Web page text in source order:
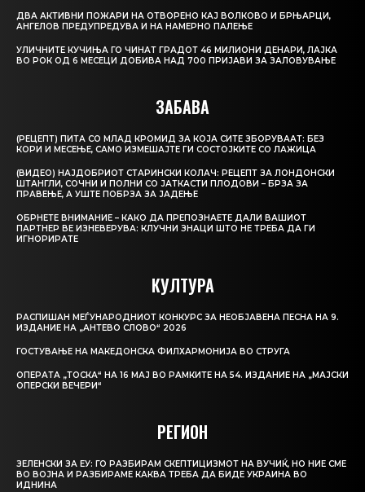
ДВА АКТИВНИ ПОЖАРИ НА ОТВОРЕНО КАЈ ВОЛКОВО И БРЊАРЦИ,
АНГЕЛОВ ПРЕДУПРЕДУВА И НА НАМЕРНО ПАЛЕЊЕ
УЛИЧНИТЕ КУЧИЊА ГО ЧИНАТ ГРАДОТ 46 МИЛИОНИ ДЕНАРИ, ЛАЈКА
ВО РОК ОД 6 МЕСЕЦИ ДОБИВА НАД 700 ПРИЈАВИ ЗА ЗАЛОВУВАЊЕ
ЗАБАВА
(РЕЦЕПТ) ПИТА СО МЛАД КРОМИД ЗА КОЈА СИТЕ ЗБОРУВААТ: БЕЗ
КОРИ И МЕСЕЊЕ, САМО ИЗМЕШАЈТЕ ГИ СОСТОЈКИТЕ СО ЛАЖИЦА
(ВИДЕО) НАЈДОБРИОТ СТАРИНСКИ КОЛАЧ: РЕЦЕПТ ЗА ЛОНДОНСКИ
ШТАНГЛИ, СОЧНИ И ПОЛНИ СО ЈАТКАСТИ ПЛОДОВИ – БРЗА ЗА
ПРАВЕЊЕ, А УШТЕ ПОБРЗА ЗА ЈАДЕЊЕ
ОБРНЕТЕ ВНИМАНИЕ – КАКО ДА ПРЕПОЗНАЕТЕ ДАЛИ ВАШИОТ
ПАРТНЕР ВЕ ИЗНЕВЕРУВА: КЛУЧНИ ЗНАЦИ ШТО НЕ ТРЕБА ДА ГИ
ИГНОРИРАТЕ
КУЛТУРА
РАСПИШАН МЕЃУНАРОДНИОТ КОНКУРС ЗА НЕОБЈАВЕНА ПЕСНА НА 9.
ИЗДАНИЕ НА „АНТЕВО СЛОВО“ 2026
ГОСТУВАЊЕ НА МАКЕДОНСКА ФИЛХАРМОНИЈА ВО СТРУГА
ОПЕРАТА „ТОСКА“ НА 16 МАЈ ВО РАМКИТЕ НА 54. ИЗДАНИЕ НА „МАЈСКИ
ОПЕРСКИ ВЕЧЕРИ“
РЕГИОН
ЗЕЛЕНСКИ ЗА ЕУ: ГО РАЗБИРАМ СКЕПТИЦИЗМОТ НА ВУЧИЌ, НО НИЕ СМЕ
ВО ВОЈНА И РАЗБИРАМЕ КАКВА ТРЕБА ДА БИДЕ УКРАИНА ВО
ИДНИНА